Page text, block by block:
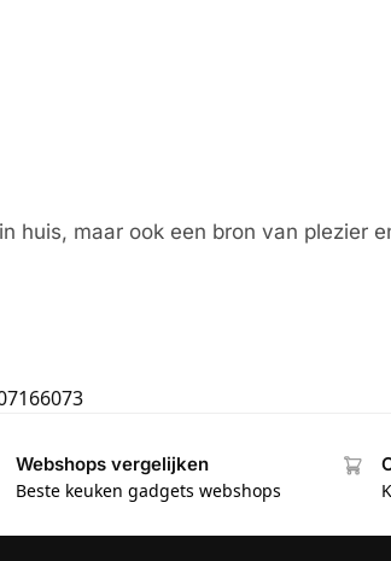
huis, maar ook een bron van plezier
Webshops vergelijken
Beste keuken gadgets webshops